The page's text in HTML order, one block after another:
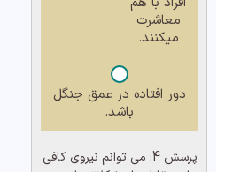
معاشرت
میکنند.
دور افتاده در عمق جنگل
باشد.
پرسش 4:
می توانم نیروی کافی